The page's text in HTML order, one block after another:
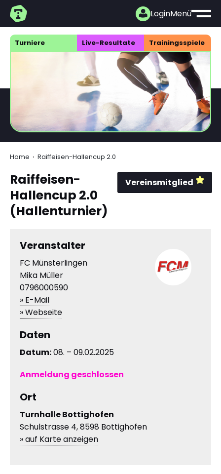
LoginMenü
Turniere Live-Resultate Trainings­spiele
Home Raiffeisen-Hallencup 2.0
Vereinsmitglied
Raiffeisen-
Hallencup 2.0
(Hallenturnier)
Veranstalter
FC Münsterlingen
Mika Müller
0796000590
» E-Mail
» Webseite
Daten
Datum:08. – 09.02.2025
Anmeldung geschlossen
Ort
Turnhalle Bottighofen
Schulstrasse 4, 8598 Bottighofen
» auf Karte anzeigen